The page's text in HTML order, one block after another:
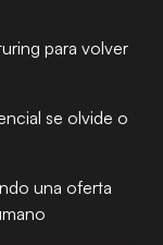
para volver
se olvide o
una oferta